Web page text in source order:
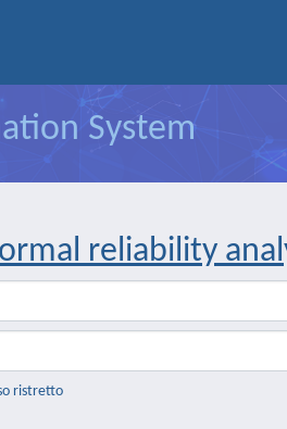
System
reliability
ristretto